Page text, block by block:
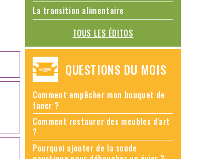
La transition alimentaire
TOUS LES ÉDITOS
QUESTIONS DU MOIS
Comment empêcher mon bouquet de
faner ?
Comment restaurer des meubles d'art
?
Pourquoi ajouter de la soude